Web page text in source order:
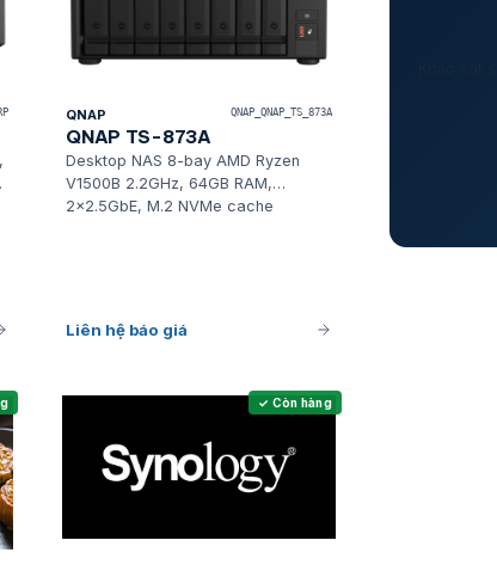
QNAP QNAP_QNAP_TS_873A
QNAP TS-873A
Desktop NAS 8-bay AMD Ryzen
V1500B 2.2GHz, 64GB RAM,
2x2.5GbE, M.2 NVMe cache
Liên hệ báo giá
✓ Còn hàng